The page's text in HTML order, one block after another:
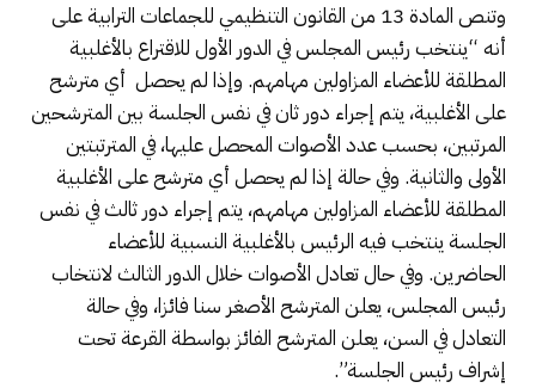
وتنص المادة 13 من القانون التنظيمي للجماعات الترابية على
أنه “ينتخب رئيس المجلس في الدور الأول للاقتراع بالأغلبية
المطلقة للأعضاء المزاولين مهامهم. وإذا لم يحصل أي مترشح
على الأغلبية، يتم إجراء دور ثان في نفس الجلسة بين المترشحين
المرتبين، بحسب عدد الأصوات المحصل عليها، في المترتبتين
الأولى والثانية. وفي حالة إذا لم يحصل أي مترشح على الأغلبية
المطلقة للأعضاء المزاولين مهامهم، يتم إجراء دور ثالث في نفس
الجلسة ينتخب فيه الرئيس بالأغلبية النسبية للأعضاء
الحاضرين. وفي حال تعادل الأصوات خلال الدور الثالث لانتخاب
رئيس المجلس، يعلن المترشح الأصغر سنا فائزا، وفي حالة
التعادل في السن، يعلن المترشح الفائز بواسطة القرعة تحت
إشراف رئيس الجلسة”.